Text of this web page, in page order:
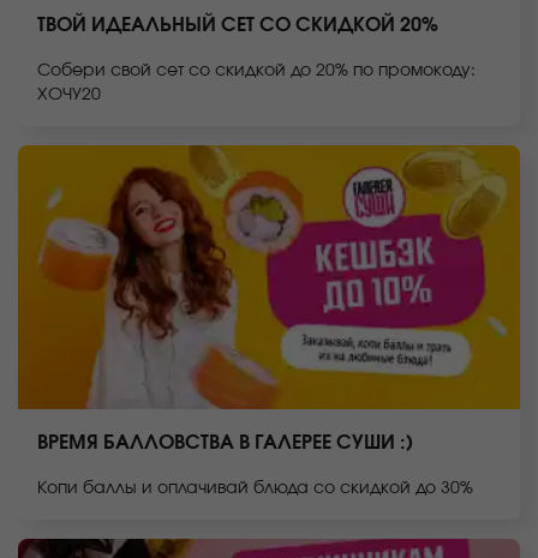
ТВОЙ ИДЕАЛЬНЫЙ СЕТ СО СКИДКОЙ 20%
Собери свой сет со скидкой до 20% по промокоду:
ХОЧУ20
ВРЕМЯ БАЛЛОВСТВА В ГАЛЕРЕЕ СУШИ :)
Копи баллы и оплачивай блюда со скидкой до 30%